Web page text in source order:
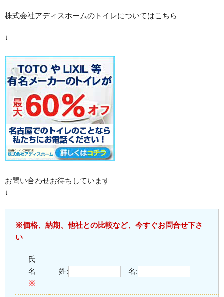
株式会社アディスホームのトイレについてはこちら
↓
お問い合わせお待ちしています
↓
※価格、納期、他社との比較など、今すぐお問合せ下さ
い
氏
名
※
姓: 名: